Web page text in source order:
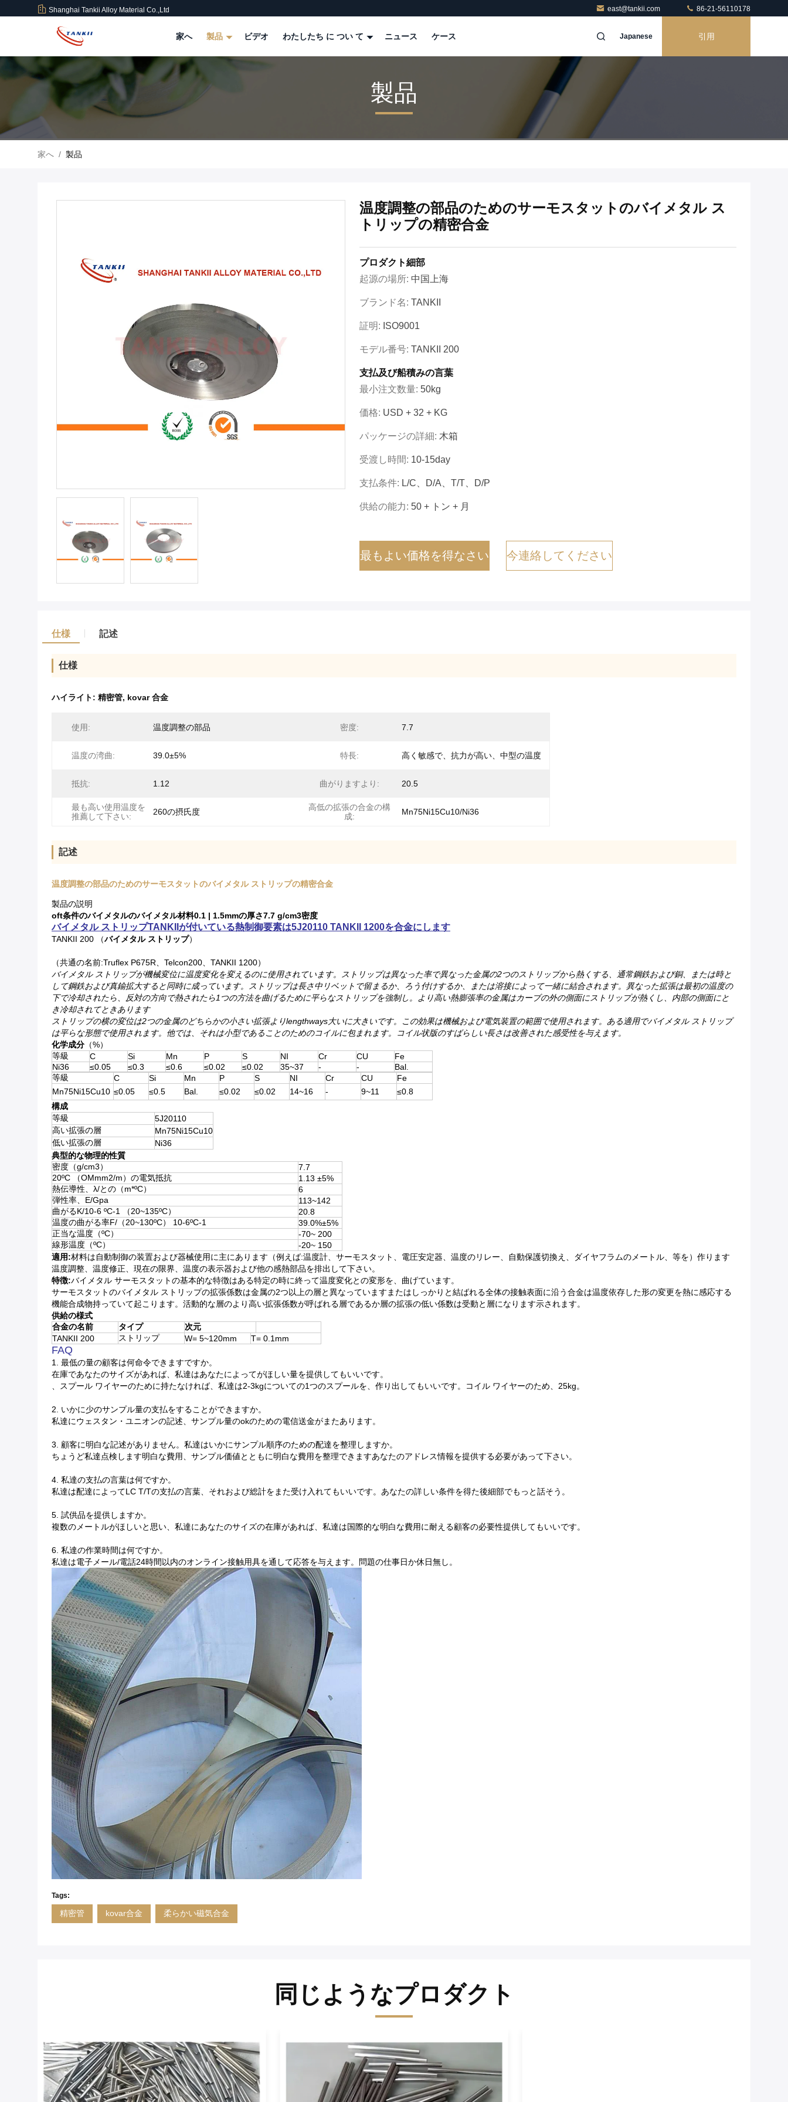
Shanghai Tankii Alloy Material Co.,Ltd east@tankii.com 86-21-56110178
家へ 製品 ビデオ わたしたち に つい て ニュース ケース Japanese 引用
製品
家へ / 製品
温度調整の部品のためのサーモスタットのバイメタル ス
トリップの精密合金
プロダクト細部
起源の場所: 中国上海
ブランド名: TANKII
証明: ISO9001
モデル番号: TANKII 200
支払及び船積みの言葉
最小注文数量: 50kg
価格: USD + 32 + KG
パッケージの詳細: 木箱
受渡し時間: 10-15day
支払条件: L/C、D/A、T/T、D/P
供給の能力: 50 + トン + 月
最もよい価格を得なさい 今連絡してください
仕様 記述
仕様
ハイライト: 精密管, kovar 合金
使用: 温度調整の部品 密度: 7.7
温度の湾曲: 39.0±5% 特長: 高く敏感で、抗力が高い、中型の温度
抵抗: 1.12 曲がりますより: 20.5
最も高い使用温度を
推薦して下さい:
260の摂氏度
高低の拡張の合金の構
成:
Mn75Ni15Cu10/Ni36
記述
温度調整の部品のためのサーモスタットのバイメタル ストリップの精密合金
製品の説明
oft条件のバイメタルのバイメタル材料0.1 | 1.5mmの厚さ7.7 g/cm3密度
バイメタル ストリップTANKIIが付いている熱制御要素は5J20110 TANKII 1200を合金にします
TANKII 200 （バイメタル ストリップ）
（共通の名前:Truflex P675R、Telcon200、TANKII 1200）
バイメタル ストリップが機械変位に温度変化を変えるのに使用されています。ストリップは異なった率で異なった金属の2つのストリップから熱くする、通常鋼鉄および銅、または時と
して鋼鉄および真鍮拡大すると同時に成っています。ストリップは長さ中リベットで留まるか、ろう付けするか、または溶接によって一緒に結合されます。異なった拡張は最初の温度の
下で冷却されたら、反対の方向で熱されたら1つの方法を曲げるために平らなストリップを強制し。より高い熱膨張率の金属はカーブの外の側面にストリップが熱くし、内部の側面にと
き冷却されてときあります
ストリップの横の変位は2つの金属のどちらかの小さい拡張よりlengthways大いに大きいです。この効果は機械および電気装置の範囲で使用されます。ある適用でバイメタル ストリップ
は平らな形態で使用されます。他では、それは小型であることのためのコイルに包まれます。コイル状版のすばらしい長さは改善された感受性を与えます。
化学成分 （%）
等級
C Si Mn P S NI Cr CU
Fe
Ni36
≤0.05 ≤0.3 ≤0.6 ≤0.02 ≤0.02 35~37 - -
Bal.
等級
C Si Mn P S NI Cr CU
Fe
Mn75Ni15Cu10 ≤0.05 ≤0.5 Bal. ≤0.02 ≤0.02 14~16 - 9~11
≤0.8
構成
等級
5J20110
高い拡張の層
Mn75Ni15Cu10
低い拡張の層
Ni36
典型的な物理的性質
密度（g/cm3）
7.7
20ºC （OMmm2/m）の電気抵抗
1.13 ±5%
熱伝導性、λ/との（m*ºC）
6
弾性率、E/Gpa
113~142
曲がるK/10-6 ºC-1 （20~135ºC）
20.8
温度の曲がる率F/（20~130ºC） 10-6ºC-1
39.0%±5%
正当な温度（ºC）
-70~ 200
線形温度（ºC）
-20~ 150
適用:材料は自動制御の装置および器械使用に主にあります（例えば:温度計、サーモスタット、電圧安定器、温度のリレー、自動保護切換え、ダイヤフラムのメートル、等を）作ります
温度調整、温度修正、現在の限界、温度の表示器および他の感熱部品を排出して下さい。
特徴:バイメタル サーモスタットの基本的な特徴はある特定の時に終って温度変化との変形を、曲げています。
サーモスタットのバイメタル ストリップの拡張係数は金属の2つ以上の層と異なっていますまたはしっかりと結ばれる全体の接触表面に沿う合金は温度依存した形の変更を熱に感応する
機能合成物持っていて起こります。活動的な層のより高い拡張係数が呼ばれる層であるか層の拡張の低い係数は受動と層になります示されます。
供給の様式
合金の名前
タイプ
次元
TANKII 200
ストリップ W= 5~120mm T= 0.1mm
FAQ
1. 最低の量の顧客は何命令できますですか。
在庫であなたのサイズがあれば、私達はあなたによってがほしい量を提供してもいいです。
、スプール ワイヤーのために持たなければ、私達は2-3kgについての1つのスプールを、作り出してもいいです。コイル ワイヤーのため、25kg。
2. いかに少のサンプル量の支払をすることができますか。
私達にウェスタン・ユニオンの記述、サンプル量のokのための電信送金がまたあります。
3. 顧客に明白な記述がありません。私達はいかにサンプル順序のための配達を整理しますか。
ちょうど私達点検します明白な費用、サンプル価値とともに明白な費用を整理できますあなたのアドレス情報を提供する必要があって下さい。
4. 私達の支払の言葉は何ですか。
私達は配達によってLC T/Tの支払の言葉、それおよび総計をまた受け入れてもいいです。あなたの詳しい条件を得た後細部でもっと話そう。
5. 試供品を提供しますか。
複数のメートルがほしいと思い、私達にあなたのサイズの在庫があれば、私達は国際的な明白な費用に耐える顧客の必要性提供してもいいです。
6. 私達の作業時間は何ですか。
私達は電子メール/電話24時間以内のオンライン接触用具を通して応答を与えます。問題の仕事日か休日無し。
Tags:
精密管 kovar合金 柔らかい磁気合金
同じようなプロダクト